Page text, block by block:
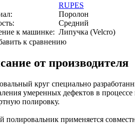
RUPES
Поролон
Средний
к машинке: Липучка (Velcro)
к сравнению
от производителя
круг специально
умеренных дефектов в
полировку.
полировальник применяется